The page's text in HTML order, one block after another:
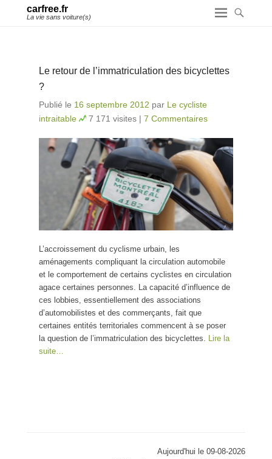
carfree.fr
La vie sans voiture(s)
Le retour de l’immatriculation des bicyclettes
?
Publié le 16 septembre 2012 par Le cycliste
intraitable
7 171 visites | 7 Commentaires
L’accroissement du cyclisme urbain, les
aménagements compliquant la circulation automobile
et le comportement de certains cyclistes en circulation
agace certaines personnes. La capacité d’influence de
ces lobbies, essentiellement des associations
d’automobilistes et des commerçants, fait que
certaines entités territoriales commencent à se poser
la question de l’immatriculation des bicyclettes. Lire la
suite…
Aujourd'hui le 09-08-2026